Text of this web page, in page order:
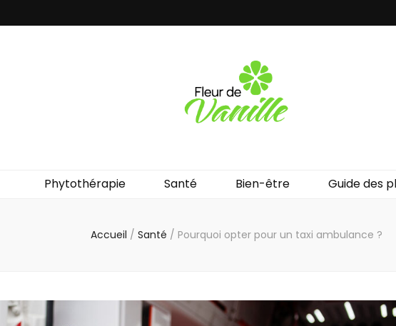
Phytothérapie Santé Bien-être Guide des
Accueil / Santé / Pourquoi opter pour un taxi ambulance ?